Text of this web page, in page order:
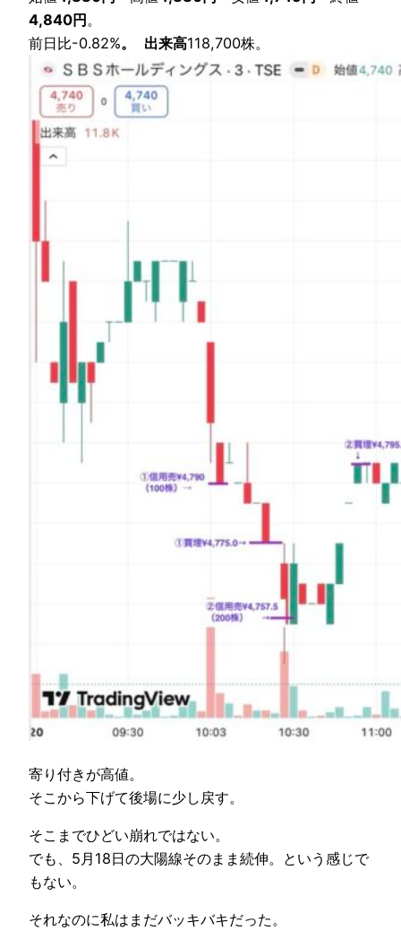
4,840円 。
前日比-0.82%。 出来高118,700株。
寄り付きが高値。
そこから下げて後場に少し戻す。
そこまでひどい崩れではない。
でも、5月18日の大陽線そのまま続伸。という感じで
もない。
それなのに私はまだバッキバキだった。